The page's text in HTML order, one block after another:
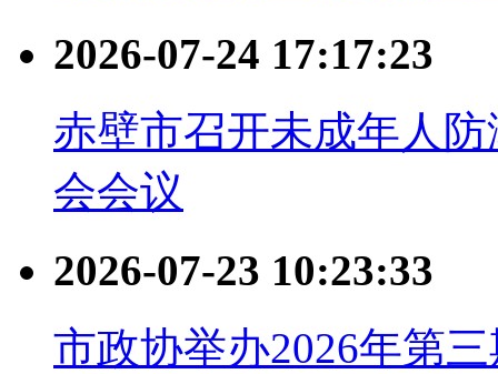
2026-07-24 17:17:23
赤壁市召开未成年人
会会议
2026-07-23 10:23:33
市政协举办2026年第